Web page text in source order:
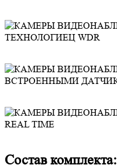
Состав комплекта: